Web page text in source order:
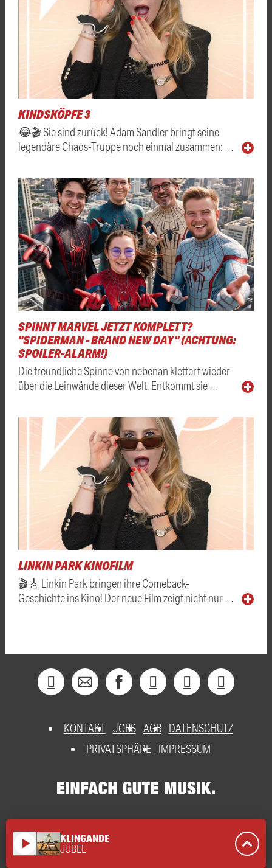
KINDSKÖPFE 3
😂🎬 Sie sind zurück! Adam Sandler bringt seine
legendäre Chaos-Truppe noch einmal zusammen: …
SPINNT MARVEL JETZT KOMPLETT?
"SPIDERMAN - BRAND NEW DAY" (ACHTUNG:
SPOILER-ALARM!)
Die freundliche Spinne von nebenan klettert wieder
über die Leinwände dieser Welt. Entkommt sie …
LINKIN PARK KINOFILM
🎬🎸 Linkin Park bringen ihre Comeback-
Geschichte ins Kino! Der neue Film zeigt nicht nur …
KONTAKT JOBS AGB DATENSCHUTZ
PRIVATSPHÄRE
IMPRESSUM
play_arrow KLINGANDE
JUBEL